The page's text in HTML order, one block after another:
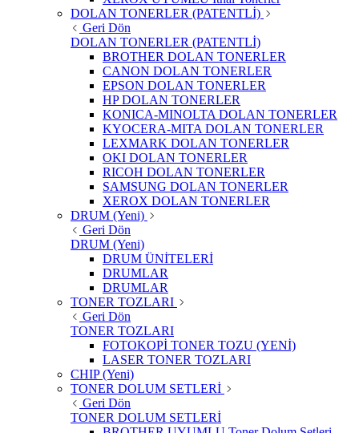
DOLAN TONERLER (PATENTLİ)
Geri Dön
DOLAN TONERLER (PATENTLİ)
BROTHER DOLAN TONERLER
CANON DOLAN TONERLER
EPSON DOLAN TONERLER
HP DOLAN TONERLER
KONICA-MINOLTA DOLAN TONERLER
KYOCERA-MITA DOLAN TONERLER
LEXMARK DOLAN TONERLER
OKI DOLAN TONERLER
RICOH DOLAN TONERLER
SAMSUNG DOLAN TONERLER
XEROX DOLAN TONERLER
DRUM (Yeni)
Geri Dön
DRUM (Yeni)
DRUM ÜNİTELERİ
DRUMLAR
DRUMLAR
TONER TOZLARI
Geri Dön
TONER TOZLARI
FOTOKOPİ TONER TOZU (YENİ)
LASER TONER TOZLARI
CHIP (Yeni)
TONER DOLUM SETLERİ
Geri Dön
TONER DOLUM SETLERİ